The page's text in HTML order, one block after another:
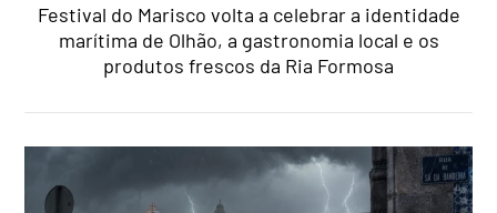
Festival do Marisco volta a celebrar a identidade
marítima de Olhão, a gastronomia local e os
produtos frescos da Ria Formosa